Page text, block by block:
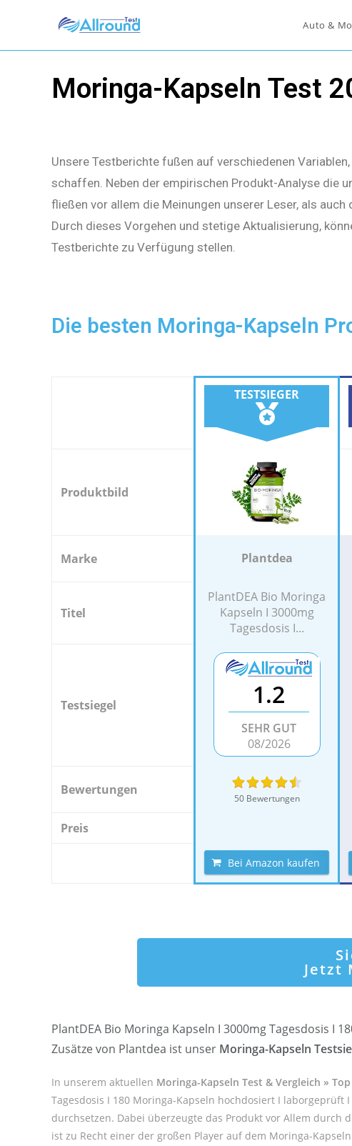
Auto &
Moringa-Kapseln Test
Unsere Testberichte fußen auf verschiedenen
schaffen. Neben der empirischen Produkt-Analyse die
fließen vor allem die Meinungen unserer Leser, als
Durch dieses Vorgehen und stetige Aktualisierung,
Testberichte zu Verfügung stellen.
Die besten Moringa-Kapseln
TESTSIEGER
Produktbild
Marke Plantdea
Titel
PlantDEA Bio Moringa
Kapseln I 3000mg
Tagesdosis I...
Testsiegel 1.2
SEHR GUT
08/2026
Bewertungen
50 Bewertungen
Preis
Bei Amazon kaufen
Jetzt
PlantDEA Bio Moringa Kapseln I 3000mg Tagesdosis I
Zusätze von Plantdea ist unser Moringa-Kapseln
In unserem aktuellen Moringa-Kapseln Test & Vergleich »
Tagesdosis I 180 Moringa-Kapseln hochdosiert I laborgeprüft
durchsetzen. Dabei überzeugte das Produkt vor Allem durch
ist zu Recht einer der großen Player auf dem Moringa-